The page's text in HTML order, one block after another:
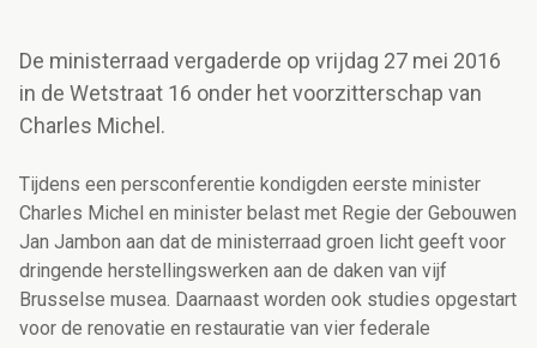
De ministerraad vergaderde op vrijdag 27 mei 2016
in de Wetstraat 16 onder het voorzitterschap van
Charles Michel.
Tijdens een persconferentie kondigden eerste minister
Charles Michel en minister belast met Regie der Gebouwen
Jan Jambon aan dat de ministerraad groen licht geeft voor
dringende herstellingswerken aan de daken van vijf
Brusselse musea. Daarnaast worden ook studies opgestart
voor de renovatie en restauratie van vier federale